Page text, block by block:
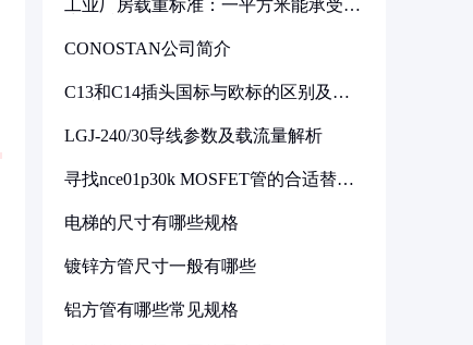
工业厂房载重标准：一平方米能承受多
CONOSTAN公司简介
C13和C14插头国标与欧标的区别及其
LGJ-240/30导线参数及载流量解析
寻找nce01p30k MOSFET管的合适替代
电梯的尺寸有哪些规格
镀锌方管尺寸一般有哪些
铝方管有哪些常见规格